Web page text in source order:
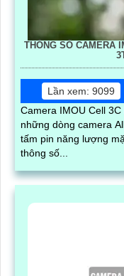
THÔNG SỐ CAMERA
Lần xem: 9099
Camera IMOU Cell
những dòng camera
tấm pin năng lượng mặt
thông số...